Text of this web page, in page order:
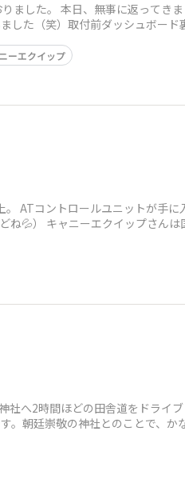
ました。 本日、無事に返ってき
した（笑）取付前ダッシュボー
ーエクイップ
ATコントロールユニットが手に
💦） キャニーエクイップさん
へ2時間ほどの田舎道をドライ
。朝廷崇敬の神社とのことで、か